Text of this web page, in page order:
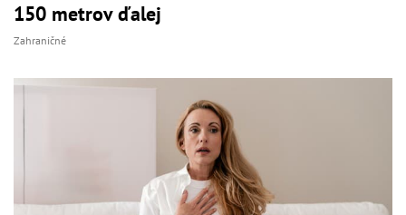
150 metrov ďalej
Zahraničné